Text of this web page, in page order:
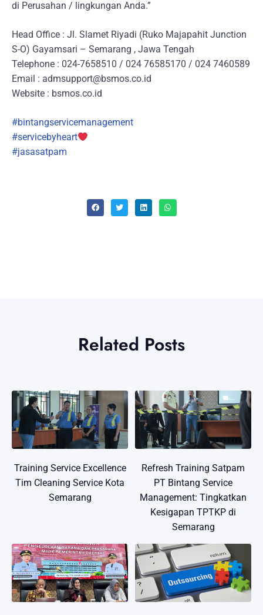
di Perusahan / lingkungan Anda.”
Head Office : Jl. Slamet Riyadi (Ruko Majapahit Junction
S-O) Gayamsari – Semarang , Jawa Tengah
Telephone : 024-7658510 / 024 76585170 / 024 7460589
Email : admsupport@bsmos.co.id
Website : bsmos.co.id
#bintangservicemanagement
#servicebyheart
#jasasatpam
Related Posts
Training Service Excellence
Tim Cleaning Service Kota
Semarang
Refresh Training Satpam
PT Bintang Service
Management: Tingkatkan
Kesigapan TPTKP di
Semarang